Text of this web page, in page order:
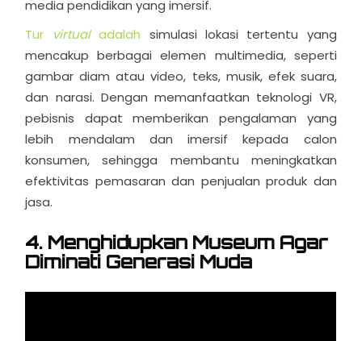
media pendidikan yang imersif.
Tur
virtualadalah simulasi lokasi tertentu yang
mencakup berbagai elemen multimedia, seperti
gambar diam atau video, teks, musik, efek suara,
dan narasi. Dengan memanfaatkan teknologi VR,
pebisnis dapat memberikan pengalaman yang
lebih mendalam dan imersif kepada calon
konsumen, sehingga membantu meningkatkan
efektivitas pemasaran dan penjualan produk dan
jasa.
4. Menghidupkan Museum Agar
Diminati Generasi Muda